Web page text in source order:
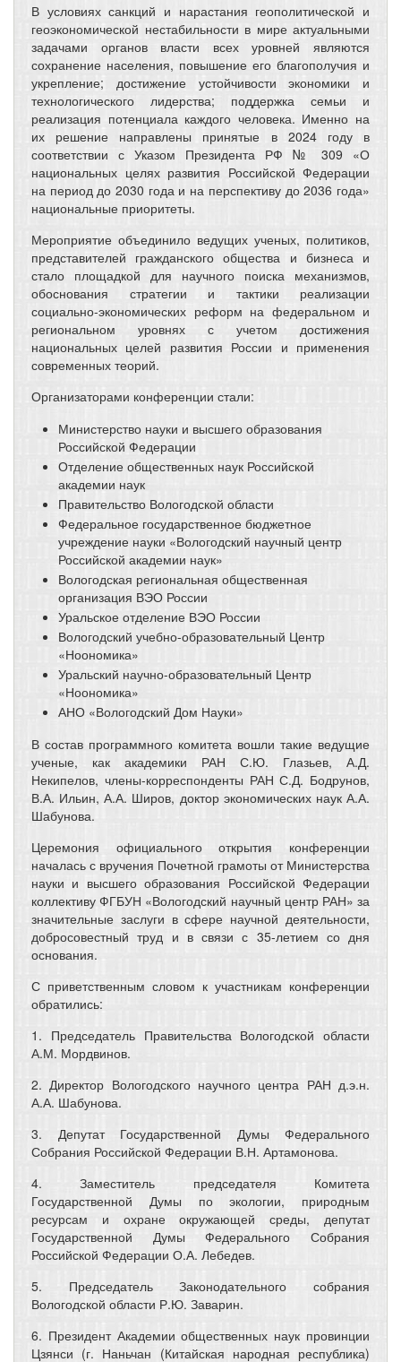
В условиях санкций и нарастания геополитической и
геоэкономической нестабильности в мире актуальными
задачами органов власти всех уровней являются
сохранение населения, повышение его благополучия и
укрепление; достижение устойчивости экономики и
технологического лидерства; поддержка семьи и
реализация потенциала каждого человека. Именно на
их решение направлены принятые в 2024 году в
соответствии с Указом Президента РФ № 309 «О
национальных целях развития Российской Федерации
на период до 2030 года и на перспективу до 2036 года»
национальные приоритеты.
Мероприятие объединило ведущих ученых, политиков,
представителей гражданского общества и бизнеса и
стало площадкой для научного поиска механизмов,
обоснования стратегии и тактики реализации
социально-экономических реформ на федеральном и
региональном уровнях с учетом достижения
национальных целей развития России и применения
современных теорий.
Организаторами конференции стали:
Министерство науки и высшего образования
Российской Федерации
Отделение общественных наук Российской
академии наук
Правительство Вологодской области
Федеральное государственное бюджетное
учреждение науки «Вологодский научный центр
Российской академии наук»
Вологодская региональная общественная
организация ВЭО России
Уральское отделение ВЭО России
Вологодский учебно-образовательный Центр
«Ноономика»
Уральский научно-образовательный Центр
«Ноономика»
АНО «Вологодский Дом Науки»
В состав программного комитета вошли такие ведущие
ученые, как академики РАН С.Ю. Глазьев, А.Д.
Некипелов, члены-корреспонденты РАН С.Д. Бодрунов,
В.А. Ильин, А.А. Широв, доктор экономических наук А.А.
Шабунова.
Церемония официального открытия конференции
началась с вручения Почетной грамоты от Министерства
науки и высшего образования Российской Федерации
коллективу ФГБУН «Вологодский научный центр РАН» за
значительные заслуги в сфере научной деятельности,
добросовестный труд и в связи с 35-летием со дня
основания.
С приветственным словом к участникам конференции
обратились:
1. Председатель Правительства Вологодской области
А.М. Мордвинов.
2. Директор Вологодского научного центра РАН д.э.н.
А.А. Шабунова.
3. Депутат Государственной Думы Федерального
Собрания Российской Федерации В.Н. Артамонова.
4. Заместитель председателя Комитета
Государственной Думы по экологии, природным
ресурсам и охране окружающей среды, депутат
Государственной Думы Федерального Собрания
Российской Федерации О.А. Лебедев.
5. Председатель Законодательного собрания
Вологодской области Р.Ю. Заварин.
6. Президент Академии общественных наук провинции
Цзянси (г. Наньчан (Китайская народная республика)